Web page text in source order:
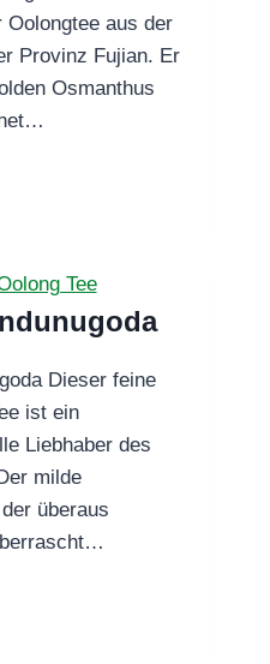
Oolongtee aus der
Provinz Fujian. Er
Osmanthus
Tee
Dieser feine
ist ein
Liebhaber des
milde
überaus